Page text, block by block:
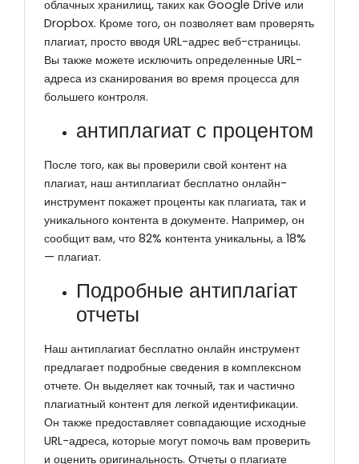
облачных хранилищ, таких как Google Drive или
Dropbox. Кроме того, он позволяет вам проверять
плагиат, просто вводя URL-адрес веб-страницы.
Вы также можете исключить определенные URL-
адреса из сканирования во время процесса для
большего контроля.
антиплагиат с процентом
После того, как вы проверили свой контент на
плагиат, наш антиплагиат бесплатно онлайн-
инструмент покажет проценты как плагиата, так и
уникального контента в документе. Например, он
сообщит вам, что 82% контента уникальны, а 18%
— плагиат.
Подробные антиплагіат
отчеты
Наш антиплагиат бесплатно онлайн инструмент
предлагает подробные сведения в комплексном
отчете. Он выделяет как точный, так и частично
плагиатный контент для легкой идентификации.
Он также предоставляет совпадающие исходные
URL-адреса, которые могут помочь вам проверить
и оценить оригинальность. Отчеты о плагиате